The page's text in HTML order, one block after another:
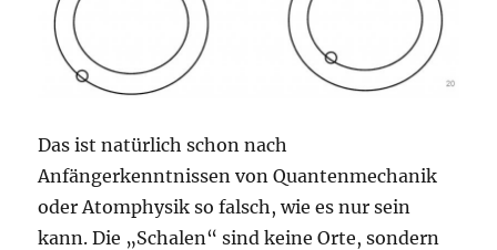
Das ist natürlich schon nach
Anfängerkenntnissen von Quantenmechanik
oder Atomphysik so falsch, wie es nur sein
kann. Die „Schalen“ sind keine Orte, sondern